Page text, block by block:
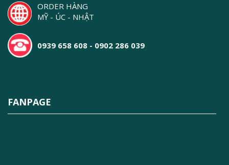
ORDER HÀNG
MỸ - ÚC - NHẬT
0939 658 608 - 0902 286 039
FANPAGE